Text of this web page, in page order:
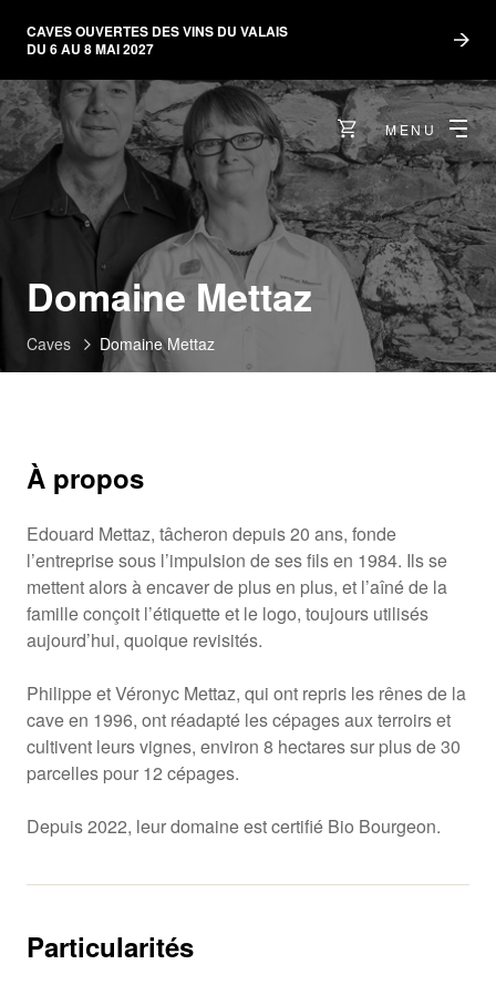
CAVES OUVERTES DES VINS DU VALAIS
DU 6 AU 8 MAI 2027
MENU
Domaine Mettaz
Caves Domaine Mettaz
À propos
Edouard Mettaz, tâcheron depuis 20 ans, fonde
l’entreprise sous l’impulsion de ses fils en 1984. Ils se
mettent alors à encaver de plus en plus, et l’aîné de la
famille conçoit l’étiquette et le logo, toujours utilisés
aujourd’hui, quoique revisités.
Philippe et Véronyc Mettaz, qui ont repris les rênes de la
cave en 1996, ont réadapté les cépages aux terroirs et
cultivent leurs vignes, environ 8 hectares sur plus de 30
parcelles pour 12 cépages.
Depuis 2022, leur domaine est certifié Bio Bourgeon.
Particularités